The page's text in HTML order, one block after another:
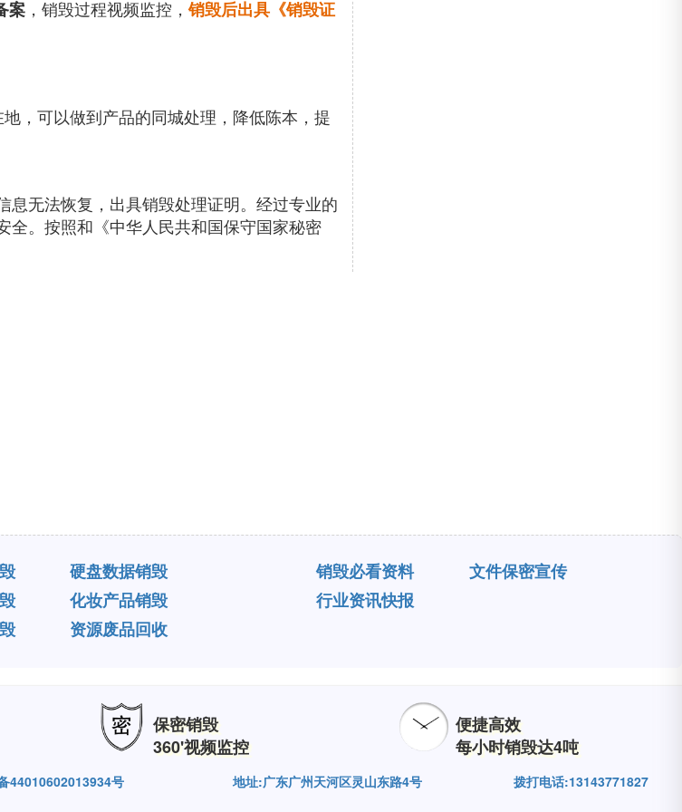
案 ，销毁过程视频监控，销毁后出具《销毁证
，可以做到产品的同城处理，降低陈本，提
无法恢复，出具销毁处理证明。经过专业的
全。按照和《中华人民共和国保守国家秘密
硬盘数据销毁
化妆产品销毁
资源废品回收
销毁必看资料
文件保密宣传
行业资讯快报
保密销毁
360'视频监控
便捷高效
每小时销毁达4吨
号 地址:广东广州天河区灵山东路4号 拨打电话:13143771827